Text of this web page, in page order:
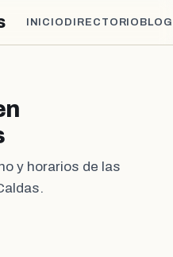
INICIO DIRECTORIO BLOG
y horarios de las